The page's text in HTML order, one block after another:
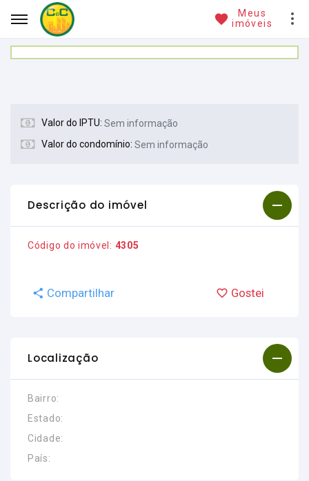
Meus
imóveis
Valor do IPTU: Sem informação
Valor do condomínio: Sem informação
Descrição do imóvel
Código do imóvel: 4305
Compartilhar Gostei
Localização
Bairro:
Estado:
Cidade:
País: